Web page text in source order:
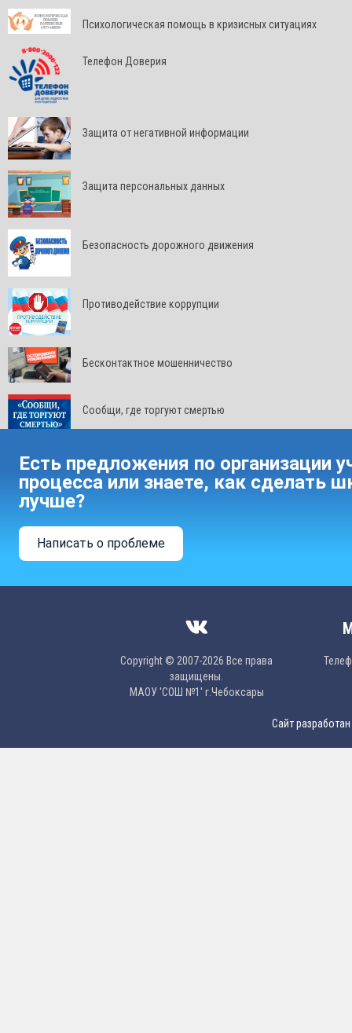
Психологическая помощь в кризисных ситуациях
Телефон Доверия
Защита от негативной информации
Защита персональных данных
Безопасность дорожного движения
Противодействие коррупции
Бесконтактное мошенничество
Сообщи, где торгуют смертью
Есть предложения по организации
процесса или знаете, как сделать
лучше?
Написать о проблеме
Copyright © 2007-2026 Все права
защищены.
МAОУ 'CОШ №1' г.Чебоксары
Сайт